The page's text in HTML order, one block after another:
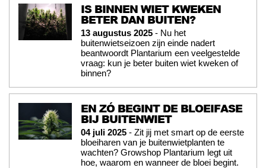
IS BINNEN WIET KWEKEN
BETER DAN BUITEN?
13 augustus 2025 - Nu het
buitenwietseizoen zijn einde nadert
beantwoordt Plantarium een veelgestelde
vraag: kun je beter buiten wiet kweken of
binnen?
EN ZÓ BEGINT DE BLOEIFASE
BIJ BUITENWIET
04 juli 2025 - Zit jij met smart op de eerste
bloeiharen van je buitenwietplanten te
wachten? Growshop Plantarium legt uit
hoe, waarom en wanneer de bloei begint.